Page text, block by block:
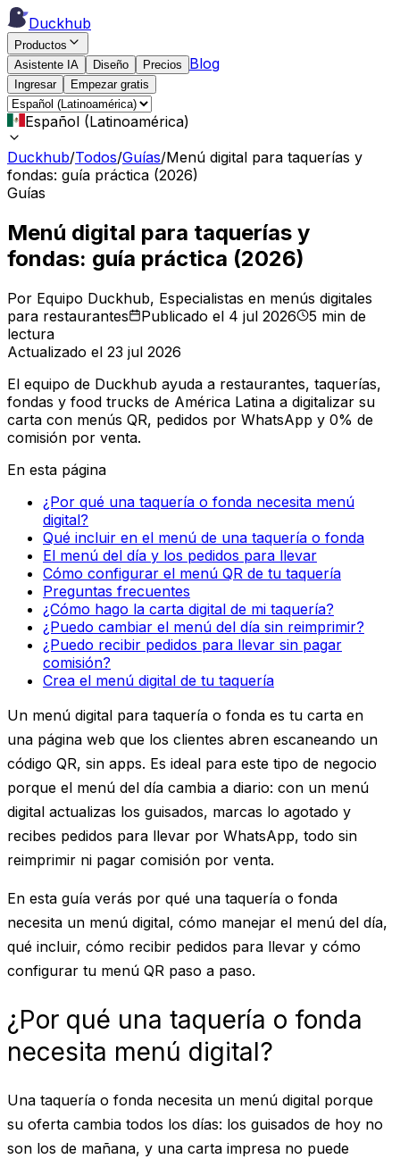
Duckhub
Productos
Asistente IA
Diseño Precios Blog
Ingresar Empezar gratis
Español (Latinoamérica)
Duckhub/Todos/Guías/Menú digital para taquerías y
fondas: guía práctica (2026)
Guías
Menú digital para taquerías y
fondas: guía práctica (2026)
Por Equipo Duckhub, Especialistas en menús digitales
para restaurantes
Publicado el 4 jul 2026
5 min de
lectura
Actualizado el 23 jul 2026
El equipo de Duckhub ayuda a restaurantes, taquerías,
fondas y food trucks de América Latina a digitalizar su
carta con menús QR, pedidos por WhatsApp y 0% de
comisión por venta.
En esta página
¿Por qué una taquería o fonda necesita menú
digital?
Qué incluir en el menú de una taquería o fonda
El menú del día y los pedidos para llevar
Cómo configurar el menú QR de tu taquería
Preguntas frecuentes
¿Cómo hago la carta digital de mi taquería?
¿Puedo cambiar el menú del día sin reimprimir?
¿Puedo recibir pedidos para llevar sin pagar
comisión?
Crea el menú digital de tu taquería
Un menú digital para taquería o fonda es tu carta en
una página web que los clientes abren escaneando un
código QR, sin apps. Es ideal para este tipo de negocio
porque el menú del día cambia a diario: con un menú
digital actualizas los guisados, marcas lo agotado y
recibes pedidos para llevar por WhatsApp, todo sin
reimprimir ni pagar comisión por venta.
En esta guía verás por qué una taquería o fonda
necesita un menú digital, cómo manejar el menú del día,
qué incluir, cómo recibir pedidos para llevar y cómo
configurar tu menú QR paso a paso.
¿Por qué una taquería o fonda
necesita menú digital?
Una taquería o fonda necesita un menú digital porque
su oferta cambia todos los días: los guisados de hoy no
son los de mañana, y una carta impresa no puede